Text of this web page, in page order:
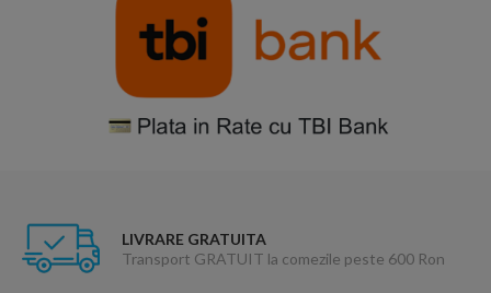
LIVRARE GRATUITA
Transport GRATUIT la comezile peste 600 Ron